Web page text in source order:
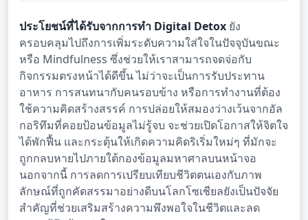
ใช้ชีวิต
ประโยชน์ที่ได้รับจากการทำ Digital Detox ยัง
ครอบคลุมไปถึงการเพิ่มระดับความใส่ใจในปัจจุบันขณะ
หรือ Mindfulness ซึ่งช่วยให้เราสามารถจดจ่อกับ
กิจกรรมตรงหน้าได้ดีขึ้น ไม่ว่าจะเป็นการรับประทาน
อาหาร การสนทนากับคนรอบข้าง หรือการทำงานที่ต้อง
ใช้ความคิดสร้างสรรค์ การปล่อยให้สมองว่างเว้นจากอัล
กอริทึมที่คอยป้อนข้อมูลไม่รู้จบ จะช่วยเปิดโอกาสให้จิตใจ
ได้พักฟื้น และกระตุ้นให้เกิดความคิดริเริ่มใหม่ๆ ที่มักจะ
ถูกกลบหายไปภายใต้กองข้อมูลมหาศาลบนหน้าจอ
นอกจากนี้ การลดการเปรียบเทียบชีวิตตนเองกับภาพ
ลักษณ์ที่ถูกคัดสรรมาอย่างดีบนโลกโซเชียลยังเป็นปัจจัย
สำคัญที่ช่วยเสริมสร้างความพึงพอใจในชีวิตและลด